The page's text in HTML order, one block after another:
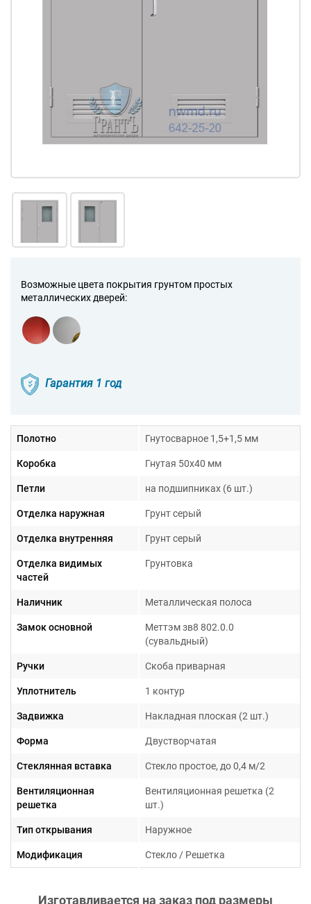
Возможные цвета покрытия грунтом простых
металлических дверей:
Гарантия 1 год
Полотно Гнутосварное 1,5+1,5 мм
Коробка Гнутая 50х40 мм
Петли на подшипниках (6 шт.)
Отделка наружная Грунт серый
Отделка внутренняя Грунт серый
Отделка видимых
частей
Грунтовка
Наличник Металлическая полоса
Замок основной
Меттэм зв8 802.0.0
(сувальдный)
Ручки Скоба приварная
Уплотнитель 1 контур
Задвижка Накладная плоская (2 шт.)
Форма Двустворчатая
Стеклянная вставка Стекло простое, до 0,4 м/2
Вентиляционная
решетка
Вентиляционная решетка (2
шт.)
Тип открывания Наружное
Модификация Стекло / Решетка
Изготавливается на заказ под размеры